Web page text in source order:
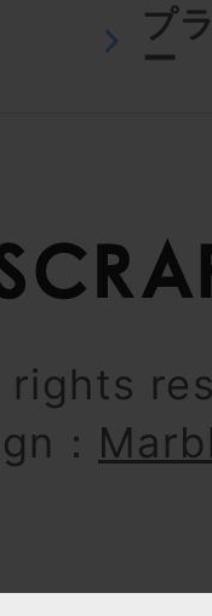
プ
ー
rights
：